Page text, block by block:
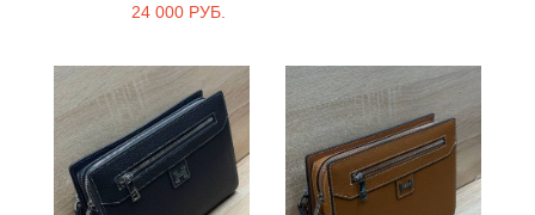
24 000 РУБ.